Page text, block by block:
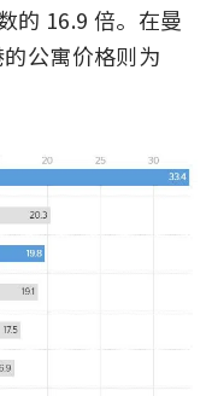
的 16.9 倍。在曼
公寓价格则为